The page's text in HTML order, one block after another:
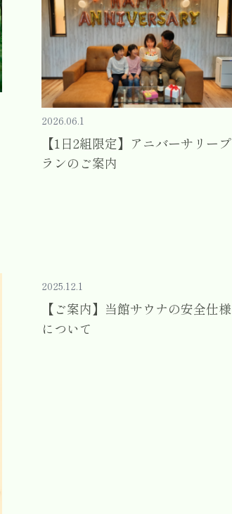
2026.06.1
【1日2組限定】アニバーサリープ
ランのご案内
2025.12.1
【ご案内】当館サウナの安全仕様
について